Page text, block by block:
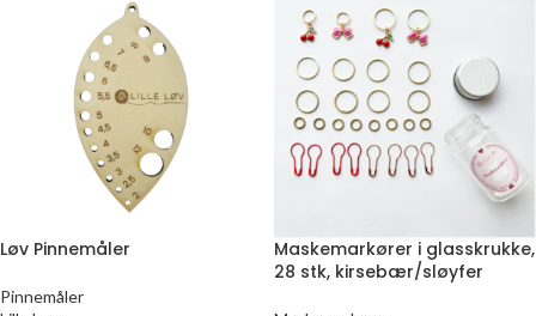
Løv Pinnemåler
Pinnemåler
Maskemarkører i glasskrukke,
28 stk, kirsebær/sløyfer